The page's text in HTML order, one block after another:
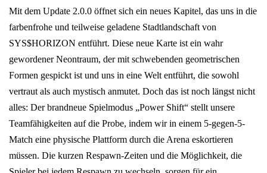
Mit dem Update 2.0.0 öffnet sich ein neues Kapitel, das uns in die
farbenfrohe und teilweise geladene Stadtlandschaft von
SYS$HORIZON entführt. Diese neue Karte ist ein wahr
gewordener Neontraum, der mit schwebenden geometrischen
Formen gespickt ist und uns in eine Welt entführt, die sowohl
vertraut als auch mystisch anmutet. Doch das ist noch längst nicht
alles: Der brandneue Spielmodus „Power Shift“ stellt unsere
Teamfähigkeiten auf die Probe, indem wir in einem 5-gegen-5-
Match eine physische Plattform durch die Arena eskortieren
müssen. Die kurzen Respawn-Zeiten und die Möglichkeit, die